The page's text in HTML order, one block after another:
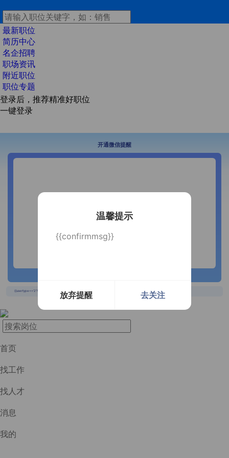
最新职位
简历中心
名企招聘
职场资讯
附近职位
职位专题
登录后，推荐精准好职位
一键登录
开通微信提醒
{{usertype=='2'?'个人投递实时提醒，招聘更快捷！':'企业回复实时提醒，求职更快捷！'}}
温馨提示
{{confirmmsg}}
放弃提醒 去关注
首页
找工作
找人才
消息
我的